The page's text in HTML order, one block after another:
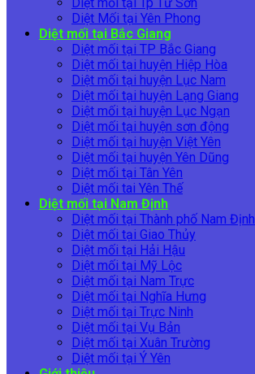
Diệt Mối tại Yên Phong
Diệt mối tại Bắc Giang
Diệt mối tại TP Bắc Giang
Diệt mối tại huyện Hiệp Hòa
Diệt mối tại huyện Lục Nam
Diệt mối tại huyện Lạng Giang
Diệt mối tại huyện Lục Ngạn
Diệt mối tại huyện sơn động
Diệt mối tại huyện Việt Yên
Diệt mối tại huyện Yên Dũng
Diệt mối tại Tân Yên
Diệt mối tai Yên Thế
Diệt mối tại Nam Định
Diệt mối tại Thành phố Nam Định
Diệt mối tại Giao Thủy
Diệt mối tại Hải Hậu
Diệt mối tại Mỹ Lộc
Diệt mối tại Nam Trực
Diệt mối tại Nghĩa Hưng
Diệt mối tại Trực Ninh
Diệt mối tại Vụ Bản
Diệt mối tại Xuân Trường
Diệt mối tại Ý Yên